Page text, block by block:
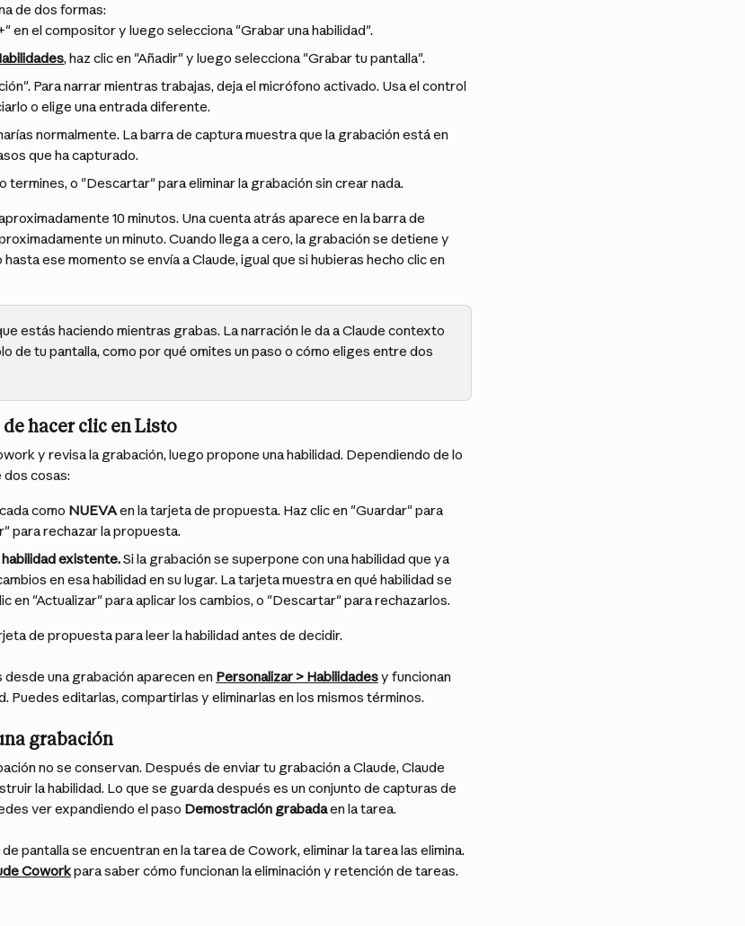
de dos formas:
en el compositor y luego selecciona "Grabar una habilidad".
, haz clic en "Añadir" y luego selecciona "Grabar tu pantalla".
Para narrar mientras trabajas, deja el micrófono activado. Usa el control
o elige una entrada diferente.
normalmente. La barra de captura muestra que la grabación está en
que ha capturado.
termines, o "Descartar" para eliminar la grabación sin crear nada.
10 minutos. Una cuenta atrás aparece en la barra de
un minuto. Cuando llega a cero, la grabación se detiene y
ese momento se envía a Claude, igual que si hubieras hecho clic en
estás haciendo mientras grabas. La narración le da a Claude contexto
de tu pantalla, como por qué omites un paso o cómo eliges entre dos
hacer clic en Listo
y revisa la grabación, luego propone una habilidad. Dependiendo de lo
dos cosas:
como NUEVA en la tarjeta de propuesta. Haz clic en "Guardar" para
para rechazar la propuesta.
habilidad existente. Si la grabación se superpone con una habilidad que ya
en esa habilidad en su lugar. La tarjeta muestra en qué habilidad se
en "Actualizar" para aplicar los cambios, o "Descartar" para rechazarlos.
de propuesta para leer la habilidad antes de decidir.
una grabación aparecen en Personalizar > Habilidades y funcionan
Puedes editarlas, compartirlas y eliminarlas en los mismos términos.
grabación
no se conservan. Después de enviar tu grabación a Claude, Claude
la habilidad. Lo que se guarda después es un conjunto de capturas de
ver expandiendo el paso Demostración grabada en la tarea.
pantalla se encuentran en la tarea de Cowork, eliminar la tarea las elimina.
Cowork para saber cómo funcionan la eliminación y retención de tareas.